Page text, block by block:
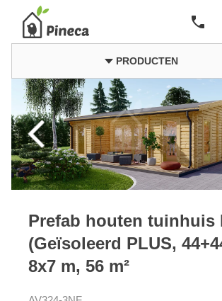
PRODUCTEN
Prefab houten tuinhuis
(Geïsoleerd PLUS,
8x7 m, 56 m²